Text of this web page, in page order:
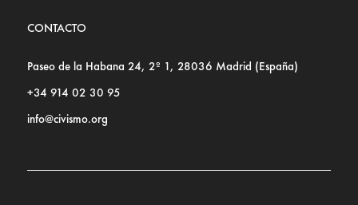
CONTACTO
Paseo de la Habana 24, 2º 1, 28036 Madrid (España)
+34 914 02 30 95
info@civismo.org